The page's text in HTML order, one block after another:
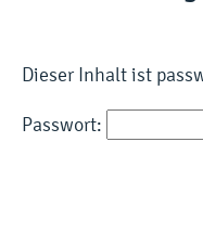
Dieser Inhalt ist
Passwort: